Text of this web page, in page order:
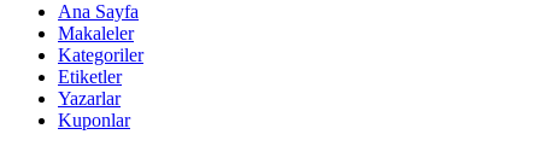
Ana Sayfa
Makaleler
Kategoriler
Etiketler
Yazarlar
Kuponlar